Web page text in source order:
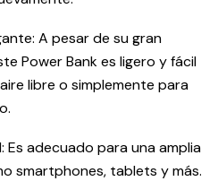
A pesar de su gran
Power Bank es ligero y fácil
libre o simplemente para
Es adecuado para una amplia
smartphones, tablets y más.